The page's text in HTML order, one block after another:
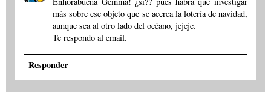
más sobre ese objeto que se acerca la lotería de navidad,
aunque sea al otro lado del océano, jejeje.
Te respondo al email.
Responder